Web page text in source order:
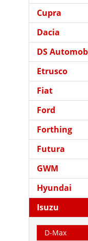
Cupra
Dacia
DS
Etrusco
Fiat
Ford
Forthing
Futura
GWM
Hyundai
Isuzu
D-Max